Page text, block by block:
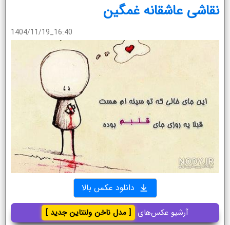
نقاشی عاشقانه غمگین
1404/11/19_16:40
دانلود عکس بالا
آرشیو عکس‌های [ مدل ناخن ولنتاین جدید ]